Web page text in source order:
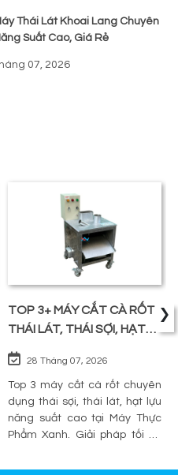
Thái Lát Khoai Lang Chuyên
Suất Cao, Giá Rẻ
07, 2026
TOP 3+ MÁY CẮT CÀ RỐT
THÁI LÁT, THÁI SỢI, HẠT
LỰU
28 Tháng 07, 2026
Top 3 máy cắt cà rốt chuyên
dụng thái sợi, thái lát, hạt lựu
năng suất cao tại Máy Thực
Phẩm Xanh. Giải pháp tối ưu
nghiệp.
›